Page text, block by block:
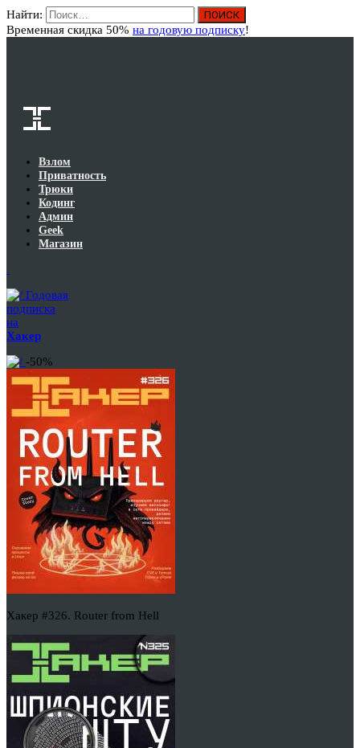
Найти:
Временная скидка 50% на годовую подписку!
Взлом
Приватность
Трюки
Кодинг
Админ
Geek
Магазин
Годовая
подписка
на
Хакер
-50%
Хакер #326. Router from Hell